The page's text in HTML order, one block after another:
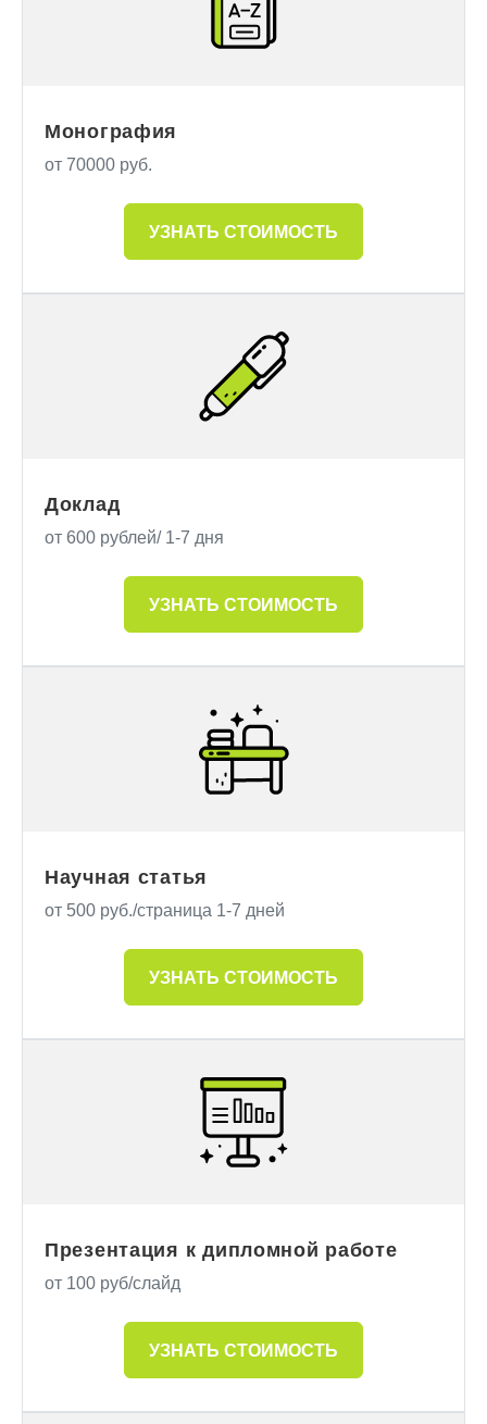
Монография
от 70000 руб.
УЗНАТЬ СТОИМОСТЬ
Доклад
от 600 рублей/ 1-7 дня
УЗНАТЬ СТОИМОСТЬ
Научная статья
от 500 руб./страница 1-7 дней
УЗНАТЬ СТОИМОСТЬ
Презентация к дипломной работе
от 100 руб/слайд
УЗНАТЬ СТОИМОСТЬ